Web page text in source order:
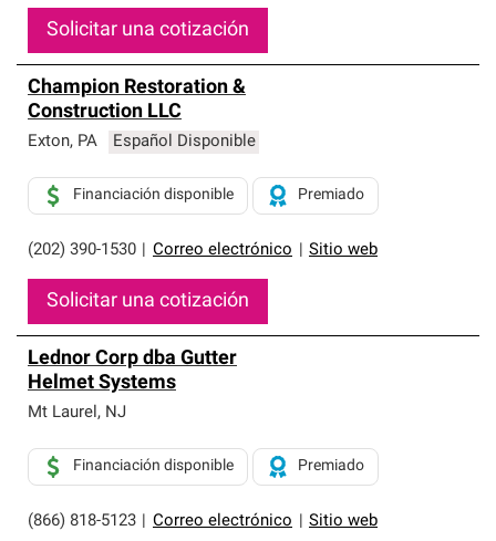
Solicitar una cotización
Champion Restoration &
Construction LLC
Exton, PA Español Disponible
(202) 390-1530 Correo electrónico Sitio web
Financiación disponible Premiado
Solicitar una cotización
Lednor Corp dba Gutter
Helmet Systems
Mt Laurel, NJ
(866) 818-5123 Correo electrónico Sitio web
Financiación disponible Premiado